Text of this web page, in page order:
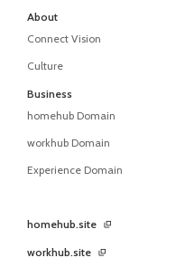
About
Connect Vision
Culture
Business
homehub Domain
workhub Domain
Experience Domain
homehub.site
workhub.site